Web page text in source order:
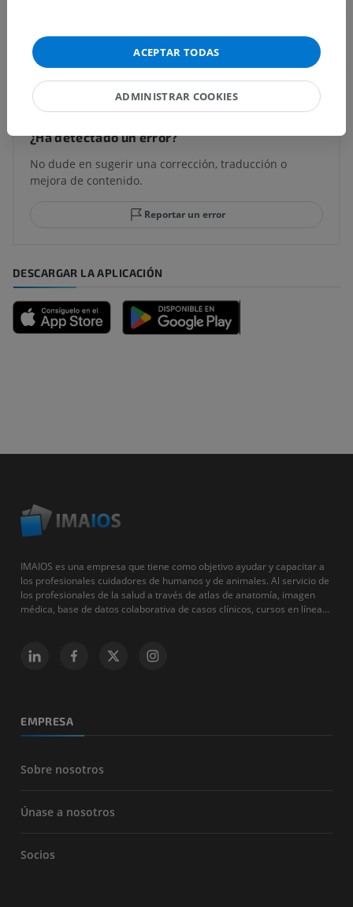
Traducciones
¿Ha detectado un error?
No dude en sugerir una corrección, traducción o
mejora de contenido.
Reportar un error
DESCARGAR LA APLICACIÓN
IMAIOS es una empresa que tiene como objetivo ayudar y capacitar a
los profesionales cuidadores de humanos y de animales. Al servicio de
los profesionales de la salud a través de atlas de anatomía, imagen
médica, base de datos colaborativa de casos clínicos, cursos en línea...
EMPRESA
Sobre nosotros
Únase a nosotros
Socios
ACEPTAR TODAS
ADMINISTRAR COOKIES